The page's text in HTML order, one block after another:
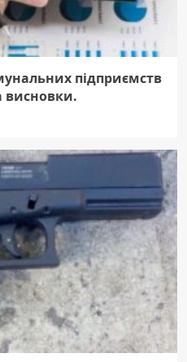
підприємств
висновки.